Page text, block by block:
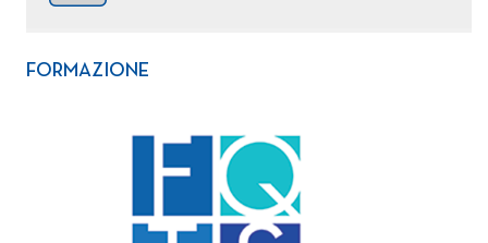
FORMAZIONE